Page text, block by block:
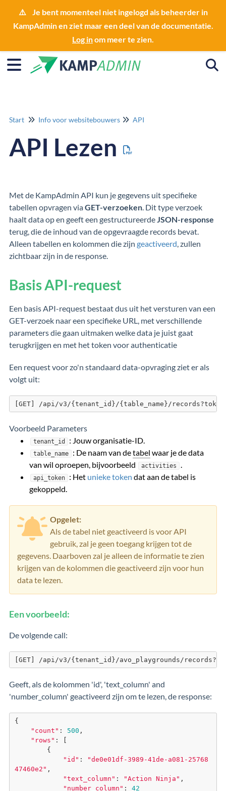
⚠️ Je bent momenteel niet ingelogd als beheerder in
KampAdmin en ziet maar een deel van de documentatie.
Log inom meer te zien.
Start Info voor websitebouwers API
API Lezen
Met de KampAdmin API kun je gegevens uit specifieke
tabellen opvragen viaGET-verzoeken. Dit type verzoek
haalt data op en geeft een gestructureerdeJSON-response
terug, die de inhoud van de opgevraagde records bevat.
Alleen tabellen en kolommen die zijn geactiveerd, zullen
zichtbaar zijn in de response.
Basis API-request
Een basis API-request bestaat dus uit het versturen van een
GET-verzoek naar een specifieke URL, met verschillende
parameters die gaan uitmaken welke data je juist gaat
terugkrijgen en met het token voor authenticatie
Een request voor zo'n standaard data-opvraging ziet er als
volgt uit:
[GET] /api/v3/{tenant_id}/{table_name}/
Voorbeeld Parameters
tenant_id : Jouw organisatie-ID.
table_name : De naam van detabel waar je de data
van wil oproepen, bijvoorbeeld
activities .
api_token : Het unieke token dat aan de tabel is
gekoppeld.
Opgelet:
Als de tabel niet geactiveerd is voor API
gebruik, zal je geen toegang krijgen tot de
gegevens. Daarboven zal je alleen de informatie te zien
krijgen van de kolommen die geactiveerd zijn voor hun
data te lezen.
Een voorbeeld:
De volgende call:
[GET] /api/v3/{tenant_id}/avo_playgrounds/
Geeft, als de kolommen 'id', 'text_column' and
'number_column' geactiveerd zijn om te lezen, de response:
{
"count" : 500 ,
"rows" : [
        {
"id" :
"de0e01df-3989-41de-a081-25768
47460e2" ,
"text_column" : "Action Ninja" ,
"number_column" : 42